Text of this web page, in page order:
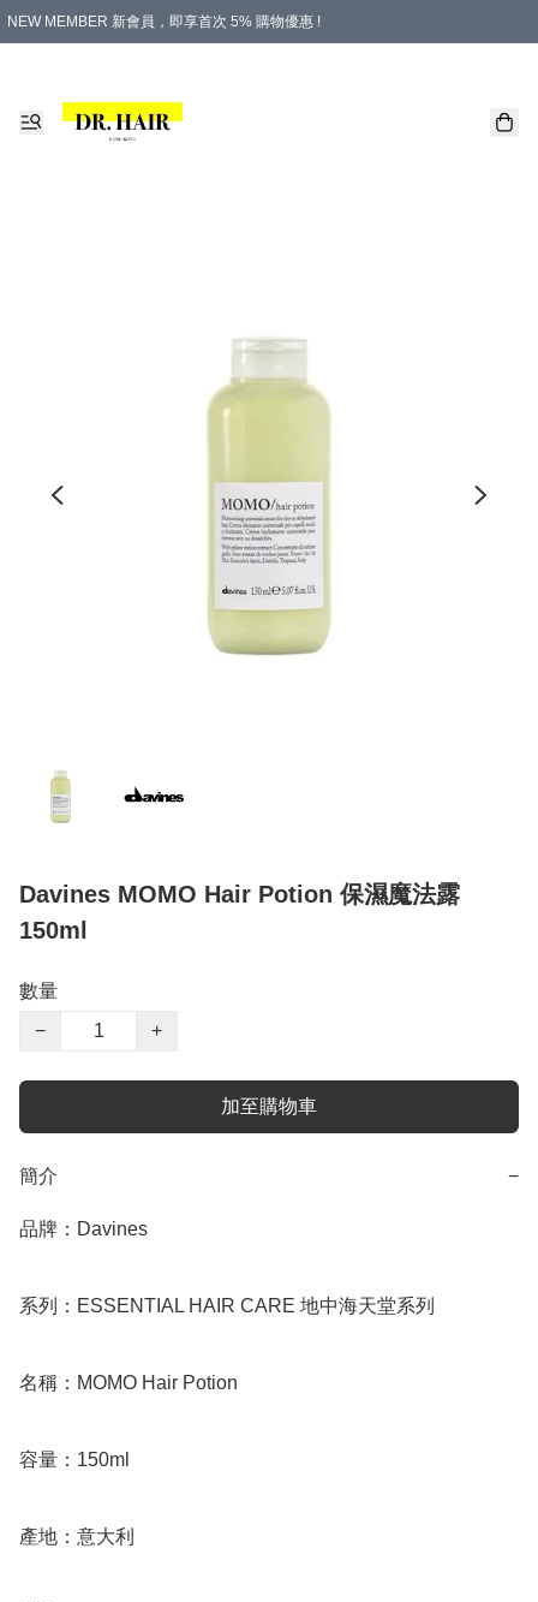
NEW MEMBER 新會員，即享首次 5% 購物優惠 !
Davines MOMO Hair Potion 保濕魔法露
150ml
數量
−
+
加至購物車
簡介 −
品牌：Davines
系列：ESSENTIAL HAIR CARE 地中海天堂系列
名稱：MOMO Hair Potion
容量：150ml
產地：意大利